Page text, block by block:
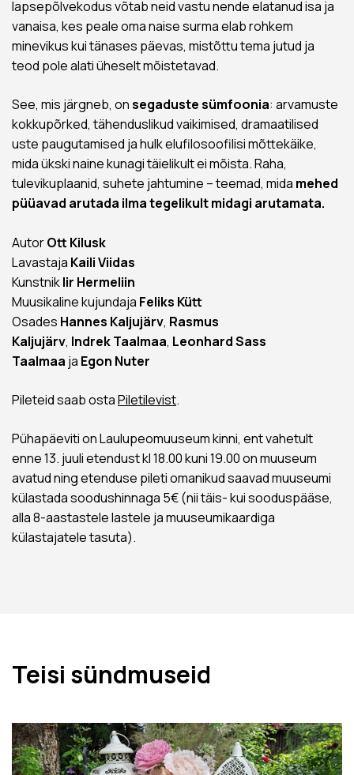
lapsepõlvekodus võtab neid vastu nende elatanud isa ja
vanaisa, kes peale oma naise surma elab rohkem
minevikus kui tänases päevas, mistõttu tema jutud ja
teod pole alati üheselt mõistetavad.
See, mis järgneb, onsegaduste sümfoonia: arvamuste
kokkupõrked, tähenduslikud vaikimised, dramaatilised
uste paugutamised ja hulk elufilosoofilisi mõttekäike,
mida ükski naine kunagi täielikult ei mõista. Raha,
tulevikuplaanid, suhete jahtumine – teemad, mida mehed
püüavad arutada ilma tegelikult midagi arutamata.
AutorOtt Kilusk
Lavastaja Kaili Viidas
KunstnikIir Hermeliin
Muusikaline kujundaja Feliks Kütt
Osades Hannes Kaljujärv, Rasmus
Kaljujärv, IndrekTaalmaa, Leonhard Sass
Taalmaa ja Egon Nuter
Pileteid saab ostaPiletilevist.
Pühapäeviti on Laulupeomuuseum kinni, ent vahetult
enne 13. juuli etendust kl 18.00 kuni 19.00 on muuseum
avatud ning etenduse pileti omanikud saavad muuseumi
külastada soodushinnaga 5€ (nii täis- kui sooduspääse,
alla 8-aastastele lastele ja muuseumikaardiga
külastajatele tasuta).
Teisi sündmuseid